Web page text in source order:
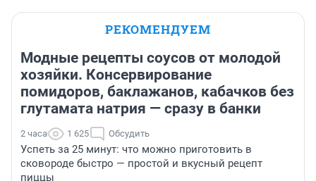
РЕКОМЕНДУЕМ
Модные рецепты соусов от молодой
хозяйки. Консервирование
помидоров, баклажанов, кабачков без
глутамата натрия — сразу в банки
2 часа 1 625 Обсудить
Успеть за 25 минут: что можно приготовить в
сковороде быстро — простой и вкусный рецепт
пиццы